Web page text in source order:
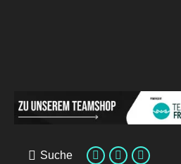
Search:
Suche